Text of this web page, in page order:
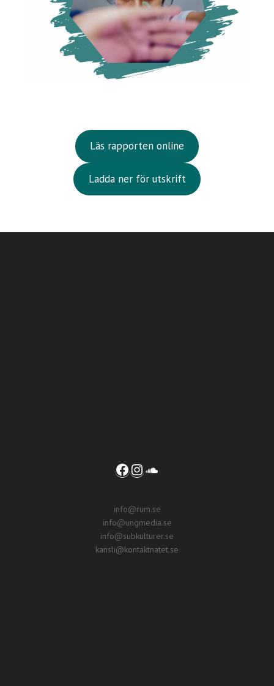
Läs rapporten online
Ladda ner för utskrift
Facebook
Instagram
SoundCloud
info@rum.se
info@ungmedia.se
info@subkulturer.se
kansli@kontaktnatet.se